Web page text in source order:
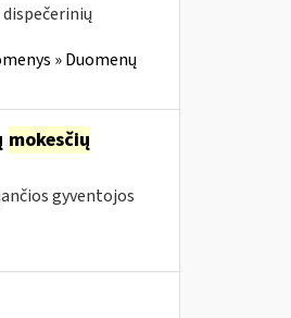
» Duomenų
mokesčių
gyventojos